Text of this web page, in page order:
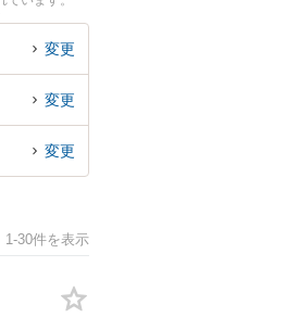
回相談無料で
変更
変更
変更
1-30件を表示